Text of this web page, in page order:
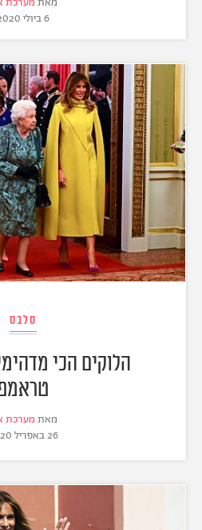
6 ביולי 2020
סלבס
הלוקים הכי
מאת מערכת
26 באפריל 2020